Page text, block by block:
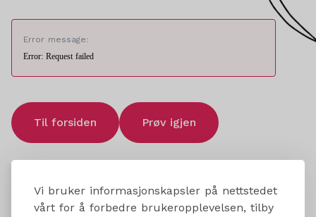
Vi bruker informasjonskapsler på nettstedet
vårt for å forbedre brukeropplevelsen, tilby
Error message:
Error: Request failed
Til forsiden Prøv igjen